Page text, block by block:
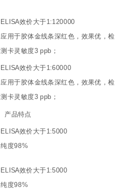
ELISA效价大于1:120000
应用于胶体金线条深红色，效果优，检
测卡灵敏度3 ppb；
ELISA效价大于1:60000
应用于胶体金线条深红色，效果优，检
测卡灵敏度3 ppb；
产品特点
ELISA效价大于1:5000
纯度98%
ELISA效价大于1:5000
纯度98%